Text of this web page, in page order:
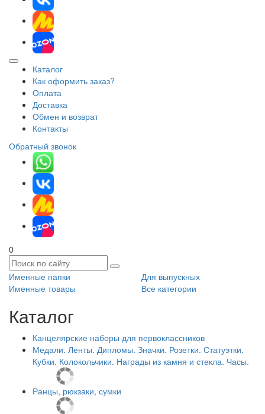
Каталог
Как оформить заказ?
Оплата
Доставка
Обмен и возврат
Контакты
Обратный звонок
0
Именные папки
Для выпускных
Именные товары
Все категории
Каталог
Канцелярские наборы для первоклассников
Медали. Ленты. Дипломы. Значки. Розетки. Статуэтки.
Кубки. Колокольчики. Награды из камня и стекла. Часы.
Ранцы, рюкзаки, сумки